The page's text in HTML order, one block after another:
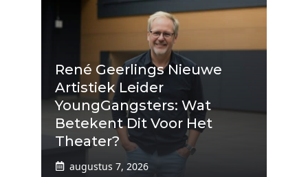
René Geerlings Nieuwe
Artistiek Leider
YoungGangsters: Wat
Betekent Dit Voor Het
Theater?
augustus 7, 2026